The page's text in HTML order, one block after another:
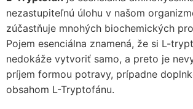
nezastupiteľnú úlohu v našom
zúčastňuje mnohých biochemických
Pojem esenciálna znamená, že si L-
nedokáže vytvoriť samo, a preto je
príjem formou potravy, prípadne
obsahom L-Tryptofánu.